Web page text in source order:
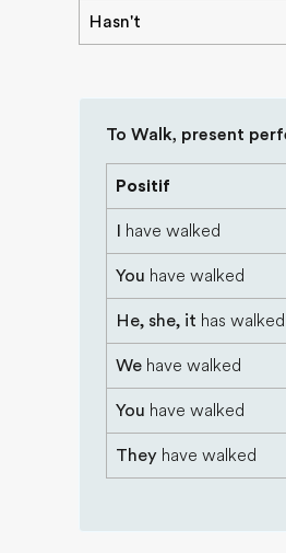
Hasn't
To Walk, present
Positif
I have walked
You have walked
He, she, it has walked
We have walked
You have walked
They have walked